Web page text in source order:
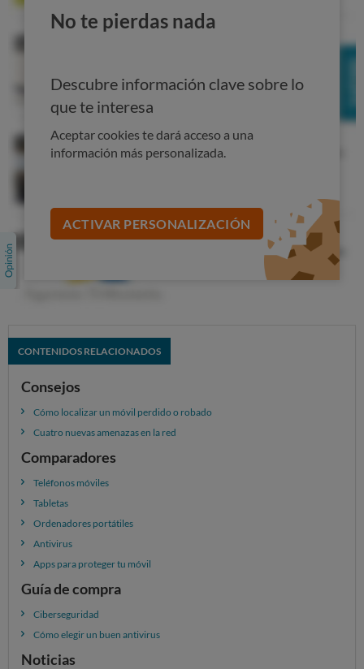
No te pierdas nada
Descubre información clave sobre lo
que te interesa
Aceptar cookies te dará acceso a una
información más personalizada.
ACTIVAR PERSONALIZACIÓN
CONTENIDOS RELACIONADOS
Consejos
Cómo localizar un móvil perdido o robado
Cuatro nuevas amenazas en la red
Comparadores
Teléfonos móviles
Tabletas
Ordenadores portátiles
Antivirus
Apps para proteger tu móvil
Guía de compra
Ciberseguridad
Cómo elegir un buen antivirus
Noticias